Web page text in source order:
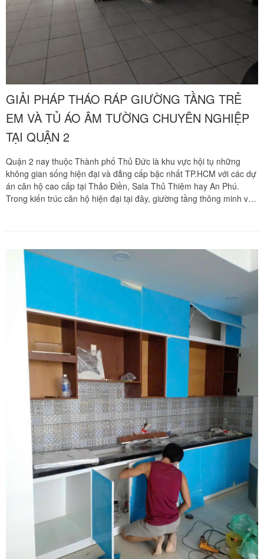
GIẢI PHÁP THÁO RÁP GIƯỜNG TẦNG TRẺ
EM VÀ TỦ ÁO ÂM TƯỜNG CHUYÊN NGHIỆP
TẠI QUẬN 2
Quận 2 nay thuộc Thành phố Thủ Đức là khu vực hội tụ những
không gian sống hiện đại và đẳng cấp bậc nhất TP.HCM với các dự
án căn hộ cao cấp tại Thảo Điền, Sala Thủ Thiêm hay An Phú.
Trong kiến trúc căn hộ hiện đại tại đây, giường tầng thông minh và
cấu trúc cơ khí tinh vi, còn tủ âm tường lại liên kết chặt chẽ với kết
cấu vách ngăn căn hộ. Chuyển nhà Khôi Nguyên mang đến dịch vụ
tháo ráp chuyên sâu, giúp cư dân Quận 2 bảo vệ vẹn nguyên nội
thất cao cấp của gia đình.